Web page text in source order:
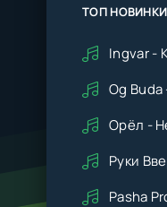
ТОП
Орёл -